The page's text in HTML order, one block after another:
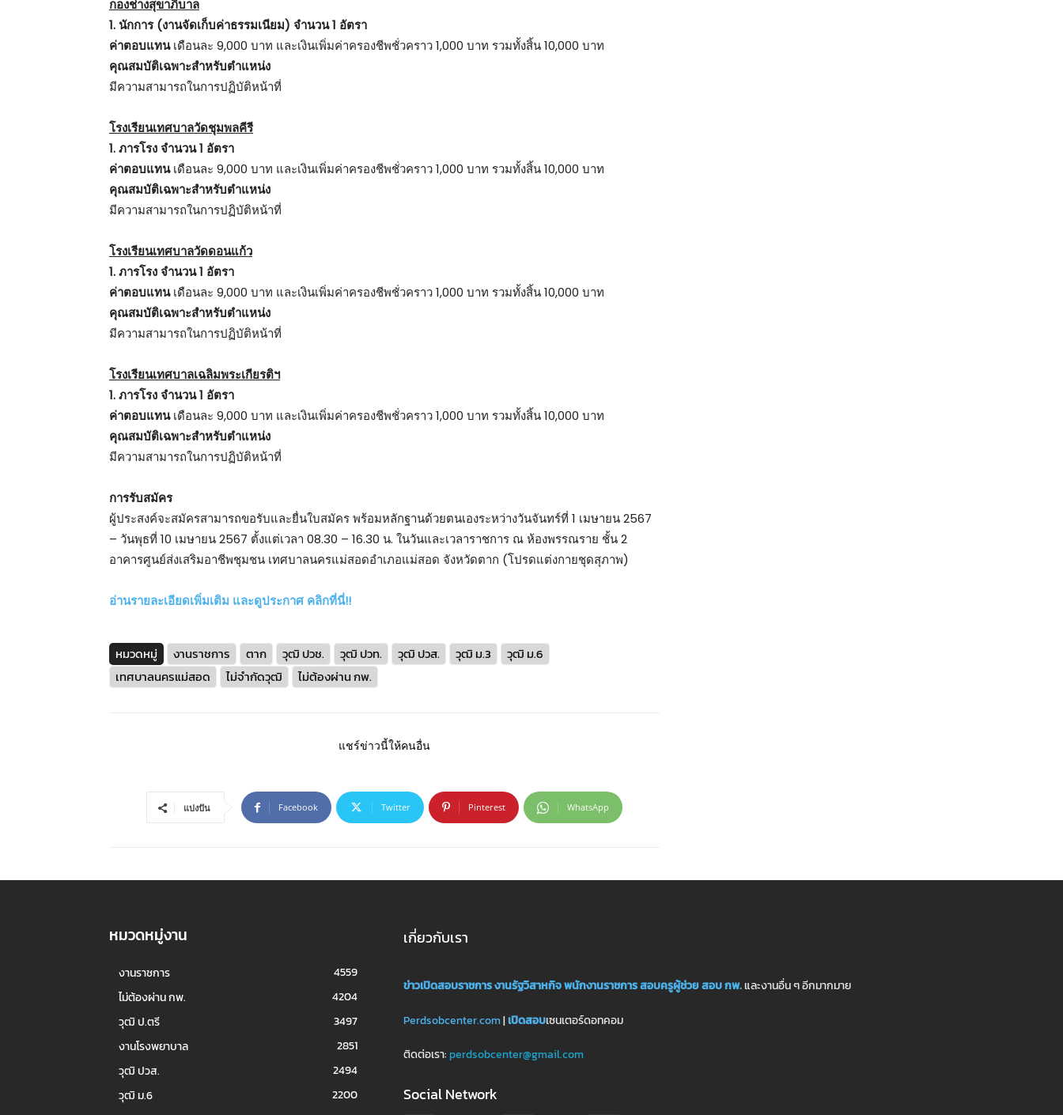
กองช่างสุขาภิบาล
1. นักการ (งานจัดเก็บค่าธรรมเนียม) จำนวน 1 อัตรา
ค่าตอบแทนเดือนละ 9,000 บาท และเงินเพิ่มค่าครองชีพชั่วคราว 1,000 บาท รวมทั้งสิ้น 10,000 บาท
คุณสมบัติเฉพาะสำหรับตำแหน่ง
มีความสามารถในการปฏิบัติหน้าที่
โรงเรียนเทศบาลวัดชุมพลคีรี
1. ภารโรง จำนวน 1 อัตรา
ค่าตอบแทนเดือนละ 9,000 บาท และเงินเพิ่มค่าครองชีพชั่วคราว 1,000 บาท รวมทั้งสิ้น 10,000 บาท
คุณสมบัติเฉพาะสำหรับตำแหน่ง
มีความสามารถในการปฏิบัติหน้าที่
โรงเรียนเทศบาลวัดดอนแก้ว
1. ภารโรง จำนวน 1 อัตรา
ค่าตอบแทนเดือนละ 9,000 บาท และเงินเพิ่มค่าครองชีพชั่วคราว 1,000 บาท รวมทั้งสิ้น 10,000 บาท
คุณสมบัติเฉพาะสำหรับตำแหน่ง
มีความสามารถในการปฏิบัติหน้าที่
โรงเรียนเทศบาลเฉลิมพระเกียรติฯ
1. ภารโรง จำนวน 1 อัตรา
ค่าตอบแทนเดือนละ 9,000 บาท และเงินเพิ่มค่าครองชีพชั่วคราว 1,000 บาท รวมทั้งสิ้น 10,000 บาท
คุณสมบัติเฉพาะสำหรับตำแหน่ง
มีความสามารถในการปฏิบัติหน้าที่
การรับสมัคร
ผู้ประสงค์จะสมัครสามารถขอรับและยื่นใบสมัคร พร้อมหลักฐานด้วยตนเองระหว่างวันจันทร์ที่ 1 เมษายน 2567
– วันพุธที่ 10 เมษายน 2567 ตั้งแต่เวลา 08.30 – 16.30 น. ในวันและเวลาราชการ ณ ห้องพรรณราย ชั้น 2
อาคารศูนย์ส่งเสริมอาชีพชุมชน เทศบาลนครแม่สอดอำเภอแม่สอด จังหวัดตาก (โปรดแต่งกายชุดสุภาพ)
อ่านรายละเอียดเพิ่มเติม และดูประกาศ คลิกที่นี่!!
หมวดหมู่ งานราชการ ตาก วุฒิ ปวช. วุฒิ ปวท. วุฒิ ปวส. วุฒิ ม.3
วุฒิ ม.6
เทศบาลนครแม่สอด
ไม่จำกัดวุฒิ ไม่ต้องผ่าน กพ.
แชร์ข่าวนี้ให้คนอื่น
แบ่งปัน Facebook Twitter Pinterest WhatsApp
หมวดหมู่งาน
งานราชการ
4559
ไม่ต้องผ่าน กพ.
4204
วุฒิ ป.ตรี
3497
งานโรงพยาบาล
2851
วุฒิ ปวส.
2494
วุฒิ ม.6
2200
เกี่ยวกับเรา
ข่าวเปิดสอบราชการงานรัฐวิสาหกิจพนักงานราชการสอบครูผู้ช่วยสอบ กพ.และงานอื่น ๆ อีกมากมาย
Perdsobcenter.com|เปิดสอบเซนเตอร์ดอทคอม
ติดต่อเรา: perdsobcenter@gmail.com
Social Network